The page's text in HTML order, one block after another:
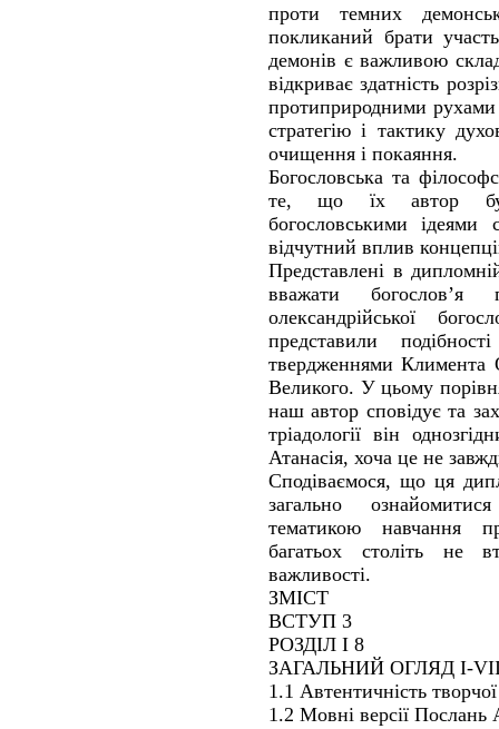
проти темних
покликаний брати
демонів є важливою
відкриває здатність
протиприродними рухами
стратегію і тактику
очищення і покаяння.
Богословська та
те, що їх автор
богословськими
відчутний вплив
Представлені в
вважати богослов’я
олександрійської
представили
твердженнями Климента
Великого. У цьому
наш автор сповідує та
тріадології він
Атанасія, хоча це не
Сподіваємося, що ця
загально
тематикою навчання
багатьох століть не
важливості.
ЗМІСТ
ВСТУП 3
РОЗДІЛ І 8
ЗАГАЛЬНИЙ ОГЛЯД I-
1.1 Автентичність
1.2 Мовні версії Послань